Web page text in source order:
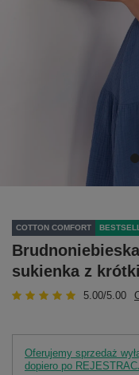
COTTON COMFORT
sukienka z
5.00/5.00
Oferujemy sprzedaż
dopiero po